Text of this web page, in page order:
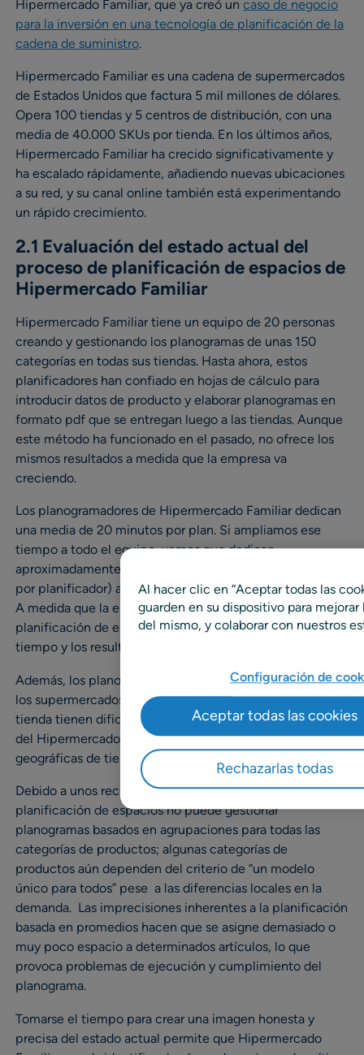
Hipermercado Familiar, que ya creó un caso de negocio
para la inversión en una tecnología de planificación de la
cadena de suministro.
Hipermercado Familiar es una cadena de supermercados
de Estados Unidos que factura 5 mil millones de dólares.
Opera 100 tiendas y 5 centros de distribución, con una
media de 40.000 SKUs por tienda. En los últimos años,
Hipermercado Familiar ha crecido significativamente y
ha escalado rápidamente, añadiendo nuevas ubicaciones
a su red, y su canal online también está experimentando
un rápido crecimiento.
2.1 Evaluación del estado actual del
proceso de planificación de espacios de
Hipermercado Familiar
Hipermercado Familiar tiene un equipo de 20 personas
creando y gestionando los planogramas de unas 150
categorías en todas sus tiendas. Hasta ahora, estos
planificadores han confiado en hojas de cálculo para
introducir datos de producto y elaborar planogramas en
formato pdf que se entregan luego a las tiendas. Aunque
este método ha funcionado en el pasado, no ofrece los
mismos resultados a medida que la empresa va
creciendo.
Los planogramadores de Hipermercado Familiar dedican
una media de 20 minutos por plan. Si ampliamos ese
tiempo a todo el equipo, vemos que dedican
aproximadamente 15.000 horas al año (750 horas al año
por planificador) a la creación y gestión de planogramas.
A medida que la empresa crece, este proceso manual de
planificación de espacios sólo puede requerir más
tiempo y los resultados son menos satisfactorios.
Además, los planogramas están causando problemas en
los supermercados y los equipos de operaciones de
tienda tienen dificultados para usarlos. El proceso actual
del Hipermercado Familiar se rige por agrupaciones
geográficas de tiendas según estados.
Debido a unos recursos limitados, el equipo de
planificación de espacios no puede gestionar
planogramas basados en agrupaciones para todas las
categorías de productos; algunas categorías de
productos aún dependen del criterio de “un modelo
único para todos” pese a las diferencias locales en la
demanda. Las imprecisiones inherentes a la planificación
basada en promedios hacen que se asigne demasiado o
muy poco espacio a determinados artículos, lo que
provoca problemas de ejecución y cumplimiento del
planograma.
Tomarse el tiempo para crear una imagen honesta y
precisa del estado actual permite que Hipermercado
Al hacer clic en “Aceptar todas las
guarden en su dispositivo para
del mismo, y colaborar con nuestros
Configuración de
Rechazarlas todas
Aceptar todas las cookies